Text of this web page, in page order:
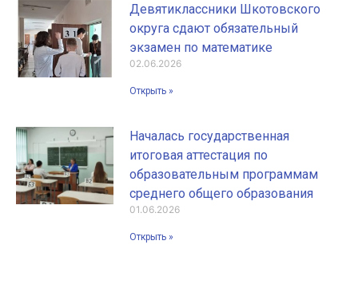
Девятиклассники Шкотовского
округа сдают обязательный
экзамен по математике
02.06.2026
Открыть »
Началась государственная
итоговая аттестация по
образовательным программам
среднего общего образования
01.06.2026
Открыть »